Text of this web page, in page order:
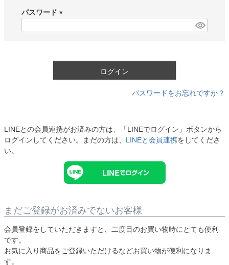
)
パスワード
ログイン
パスワードをお忘れですか？
LINEとの会員連携がお済みの方は、「LINEでログイン」ボタンから
ログインしてください。まだの方は、 LINEと会員連携をしてくださ
い。
まだご登録がお済みでないお客様
会員登録をしていただきますと、二度目のお買い物時にとても便利
です。
お気に入り商品をご登録いただけるなどお買い物が便利になりま
す。